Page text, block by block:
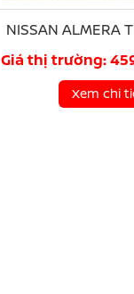
NISSAN ALMERA
Giá thị trường:
Xem chi